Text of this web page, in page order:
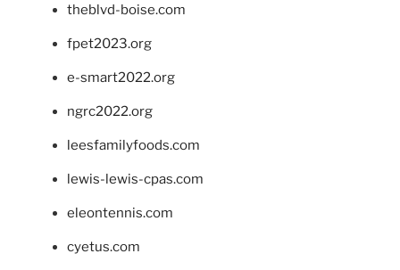
theblvd-boise.com
fpet2023.org
e-smart2022.org
ngrc2022.org
leesfamilyfoods.com
lewis-lewis-cpas.com
eleontennis.com
cyetus.com